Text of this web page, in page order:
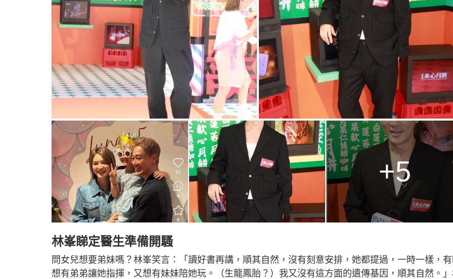
+5
林峯睇定醫生準備開騷
問女兒想要弟妹嗎？林峯笑言：「讀好書再講，順其自然，沒有刻意安排，她都提過，一時一樣，
想有弟弟讓她指揮，又想有妹妹陪她玩。（生龍鳳胎？）我又沒有這方面的遺傳基因，順其自然。